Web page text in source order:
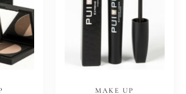
MAKE UP